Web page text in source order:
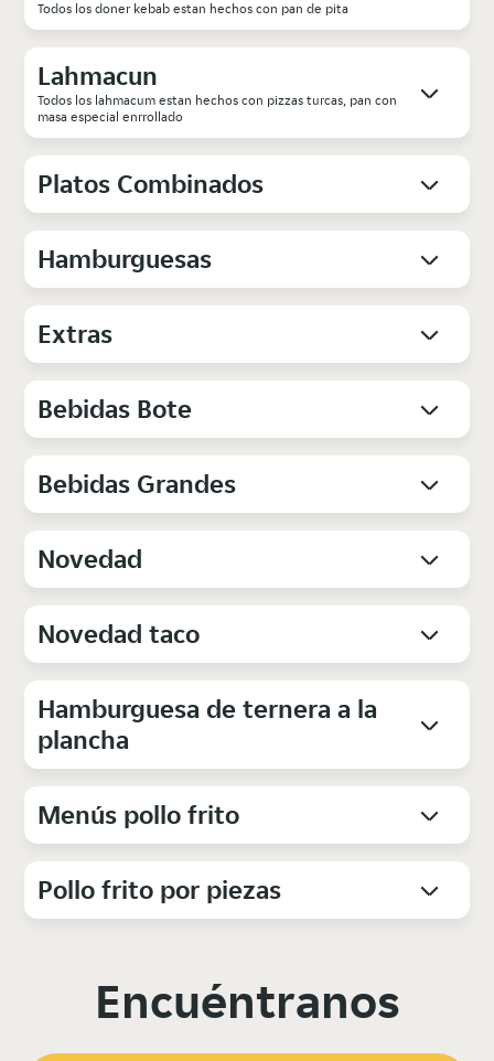
Todos los doner kebab estan hechos con pan de pita
Lahmacun
Todos los lahmacum estan hechos con pizzas turcas, pan con
masa especial enrrollado
Platos Combinados
Hamburguesas
Extras
Bebidas Bote
Bebidas Grandes
Novedad
Novedad taco
Hamburguesa de ternera a la
plancha
Menús pollo frito
Pollo frito por piezas
Encuéntranos